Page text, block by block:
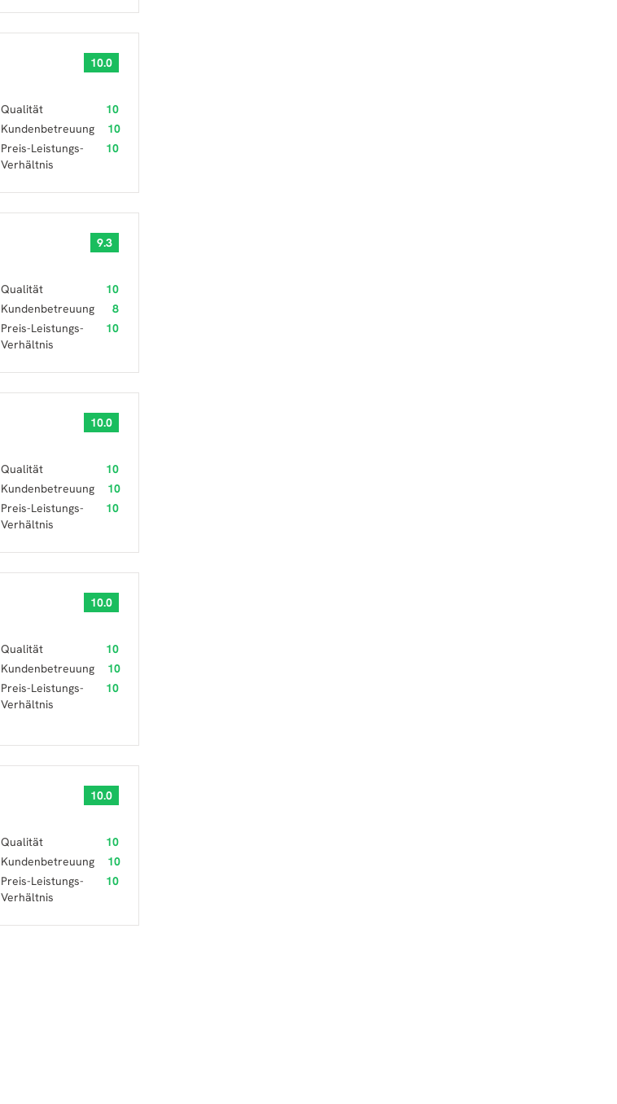
10.0
Qualität
10
Kundenbetreuung
10
Preis-Leistungs-
Verhältnis
10
9.3
Qualität
10
Kundenbetreuung
8
Preis-Leistungs-
Verhältnis
10
10.0
Qualität
10
Kundenbetreuung
10
Preis-Leistungs-
Verhältnis
10
10.0
Qualität
10
Kundenbetreuung
10
Preis-Leistungs-
Verhältnis
10
10.0
Qualität
10
Kundenbetreuung
10
Preis-Leistungs-
Verhältnis
10